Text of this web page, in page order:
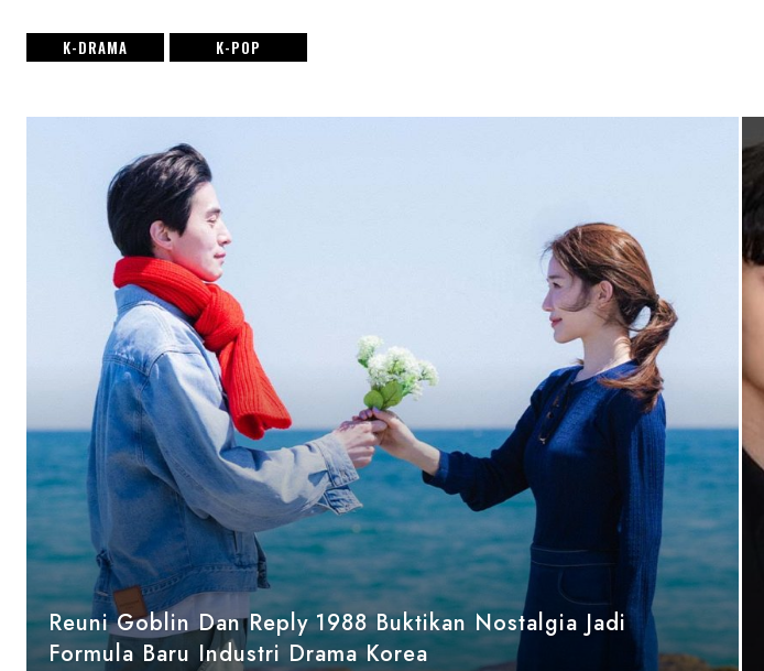
K-DRAMA K-POP
Reuni Goblin Dan Reply 1988 Buktikan Nostalgia Jadi
Formula Baru Industri Drama Korea